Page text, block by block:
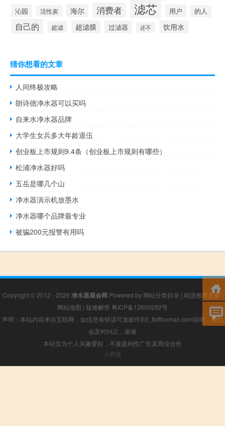
沁园 活性炭 海尔 消费者 滤芯 用户 的人
自己的 超滤 超滤膜 过滤器 还不 饮用水
猜你想看的文章
人间终极攻略
朗诗德净水器可以买吗
自来水净水器品牌
大学生女兵多大年龄退伍
创业板上市规则9.4条（创业板上市规则有哪些）
松浦净水器好吗
五岳是哪几个山
净水器演示机放墨水
净水器哪个品牌最专业
被骗200元报警有用吗
Copyright © 2012 - 2026 净水器展会网 Powered by 网站分类目录 | 精选推荐文章|
网站地图 | 疑难解答 粤ICP备12600292号
声明：本站内容来自互联网，如信息有错误可发邮件到f_fb#foxmail.com说明，我们
会及时纠正，谢谢
本站仅为个人兴趣爱好，不接盈利性广告及商业合作
小男孩